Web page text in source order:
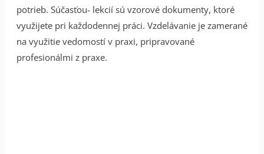
potrieb. Súčasťou- lekcií sú vzorové dokumenty, ktoré
využijete pri každodennej práci. Vzdelávanie je zamerané
na využitie vedomostí v praxi, pripravované
profesionálmi z praxe.